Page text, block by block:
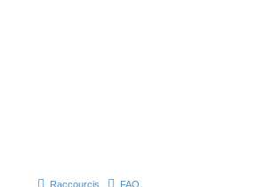
Raccourcis FAQ